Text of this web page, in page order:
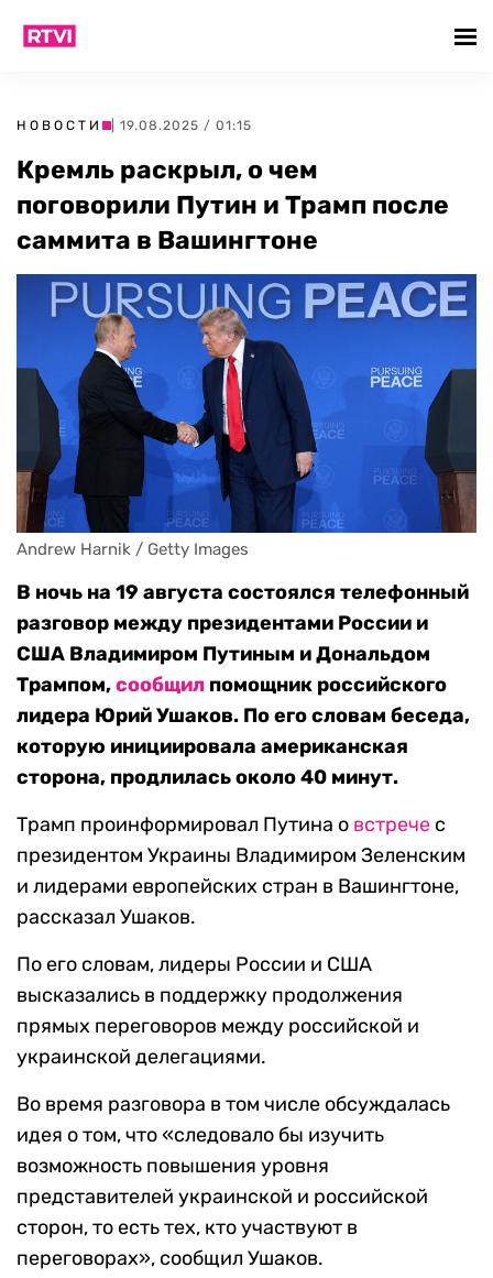
НОВОСТИ | 19.08.2025 / 01:15
Кремль раскрыл, о чем
поговорили Путин и Трамп после
саммита в Вашингтоне
Andrew Harnik / Getty Images
В ночь на 19 августа состоялся телефонный
разговор между президентами России и
США Владимиром Путиным и Дональдом
Трампом,сообщил помощник российского
лидера Юрий Ушаков. По его словам беседа,
которую инициировала американская
сторона, продлилась около 40 минут.
Трамп проинформировал Путина о встрече с
президентом Украины Владимиром Зеленским
и лидерами европейских стран в Вашингтоне,
рассказал Ушаков.
По его словам, лидеры России и США
высказались в поддержку продолжения
прямых переговоров между российской и
украинской делегациями.
Во время разговора в том числе обсуждалась
идея о том, что «следовало бы изучить
возможность повышения уровня
представителей украинской и российской
сторон, то есть тех, кто участвуют в
переговорах», сообщил Ушаков.